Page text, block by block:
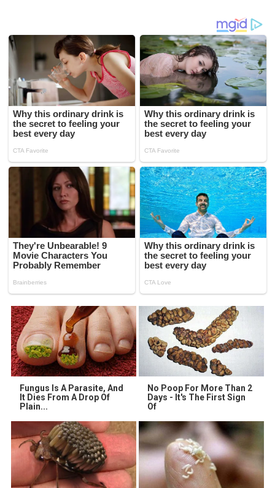
Fungus Is A Parasite, And
It Dies From A Drop Of
Plain...
No Poop For More Than 2
Days - It's The First Sign
Of